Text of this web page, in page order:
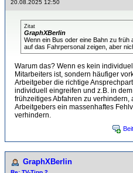
20.08.2025 12:50
Zitat
GraphXBerlin
Wenn ein Bus oder eine Bahn zu
auf das Fahrpersonal zeigen, aber
Warum das? Wenn es kein
Mitarbeiters ist, sondern häufiger
Arbeitgeber die richtige
individuell eingreifen und z.B. in
frühzeitiges Abfahren zu verhindern,
Arbeitgebers ein massenhaftes
verhindern.
GraphXBerlin